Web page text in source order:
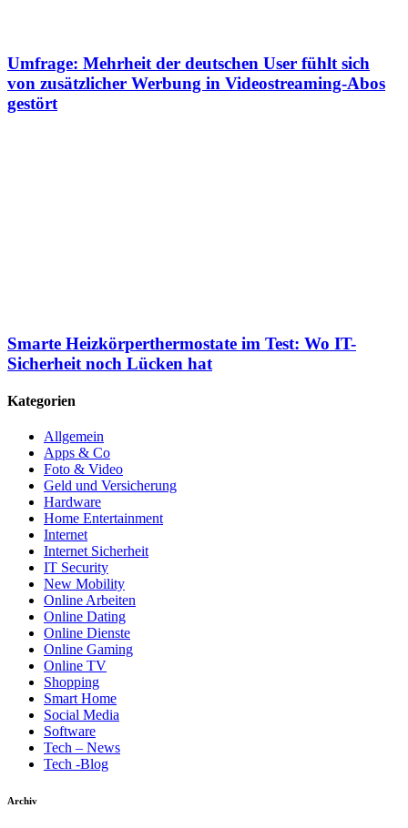
Umfrage: Mehrheit der deutschen User fühlt sich
von zusätzlicher Werbung in Videostreaming-Abos
gestört
Smarte Heizkörperthermostate im Test: Wo IT-
Sicherheit noch Lücken hat
Kategorien
Allgemein
Apps & Co
Foto & Video
Geld und Versicherung
Hardware
Home Entertainment
Internet
Internet Sicherheit
IT Security
New Mobility
Online Arbeiten
Online Dating
Online Dienste
Online Gaming
Online TV
Shopping
Smart Home
Social Media
Software
Tech – News
Tech -Blog
Archiv